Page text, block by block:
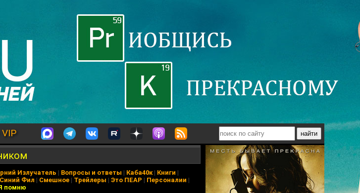
VIP
Излучатель | Вопросы и ответы | Каба40к| Книги |
Синий Фил | Смешное | Трейлеры | Это ПЕАР | Персоналии |
помню